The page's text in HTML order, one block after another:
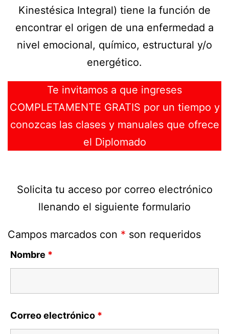
Kinestésica Integral) tiene la función de
encontrar el origen de una enfermedad a
nivel emocional, químico, estructural y/o
energético.
Te invitamos a que ingreses
COMPLETAMENTE GRATIS por un tiempo y
conozcas las clases y manuales que ofrece
el Diplomado
Solicita tu acceso por correo electrónico
llenando el siguiente formulario
Campos marcados con * son requeridos
Nombre *
Correo electrónico *